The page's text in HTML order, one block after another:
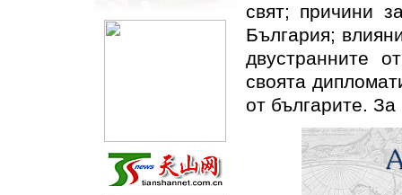
свят; причини
България;
двустранните
своята
от българите.